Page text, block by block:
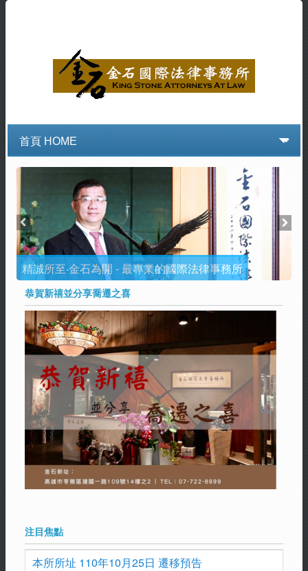
精誠所至‧金石為開 - 最專業的國際法律事務所
秉持專業‧貫徹堅持 - 是您事業堅強的後盾和盟友
恭賀新禧並分享喬遷之喜
注目焦點
本所所址 110年10月25日 遷移預告